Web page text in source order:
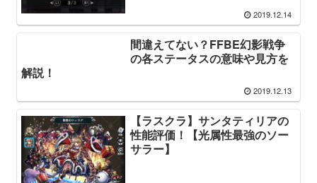
2019.12.14
間違えてない？FFBE幻影戦争
の各ステータスの意味や見方を
解説！
2019.12.13
【ラスクラ】サンタティリアの
性能評価！【光属性最強のソー
サラー】